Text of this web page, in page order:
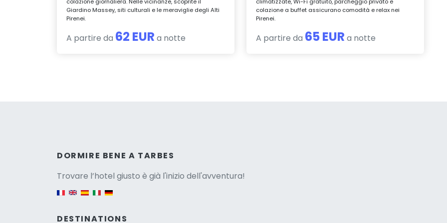
Giardino Massey, siti culturali e le meraviglie degli Alti
Pirenei.
A partire da 62 EUR a notte
colazione a buffet assicurano comodità e relax nei
Pirenei.
A partire da 65 EUR a notte
DORMIRE BENE A TARBES
Trovare l’hotel giusto è già l'inizio dell'avventura!
Versione
DESTINATIONS